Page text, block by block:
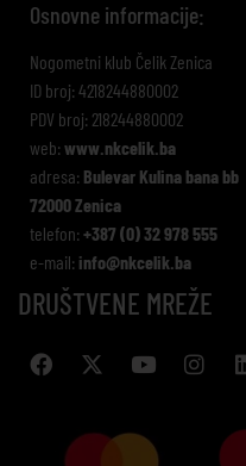
Osnovne informacije:
Nogometni klub Čelik Zenica
ID broj: 4218244880002
PDV broj: 218244880002
web: www.nkcelik.ba
adresa: Bulevar Kulina bana bb
72000 Zenica
telefon: +387 (0) 32 978 555
e-mail: info@nkcelik.ba
DRUŠTVENE MREŽE